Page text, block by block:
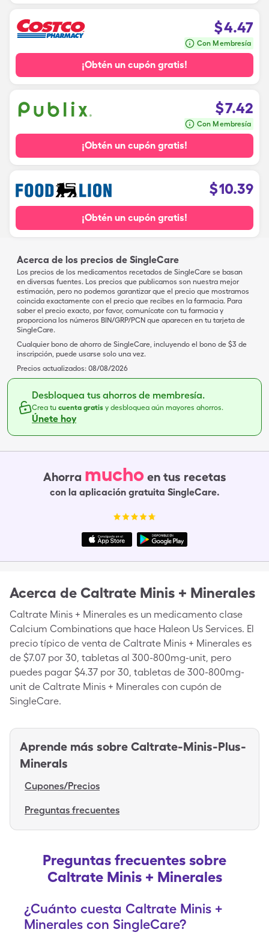
$4.47
Con Membresía
¡Obtén un cupón gratis!
$7.42
Con Membresía
¡Obtén un cupón gratis!
$10.39
¡Obtén un cupón gratis!
Acerca de los precios de SingleCare
Los precios de los medicamentos recetados de SingleCare se basan
en diversas fuentes. Los precios que publicamos son nuestra mejor
estimación, pero no podemos garantizar que el precio que mostramos
coincida exactamente con el precio que recibes en la farmacia. Para
saber el precio exacto, por favor, comunícate con tu farmacia y
proporciona los números BIN/GRP/PCN que aparecen en tu tarjeta de
SingleCare.
Cualquier bono de ahorro de SingleCare, incluyendo el bono de $3 de
inscripción, puede usarse solo una vez.
Precios actualizados: 08/08/2026
Desbloquea tus ahorros de membresía.
Crea tu cuenta gratis y desbloquea aún mayores ahorros.
Únete hoy
Ahorra mucho en tus recetas
con la aplicación gratuita SingleCare.
Acerca de Caltrate Minis + Minerales
Caltrate Minis + Minerales es un medicamento clase
Calcium Combinations que hace Haleon Us Services. El
precio típico de venta de Caltrate Minis + Minerales es
de $7.07 por 30, tabletas al 300-800mg-unit, pero
puedes pagar $4.37 por 30, tabletas de 300-800mg-
unit de Caltrate Minis + Minerales con cupón de
SingleCare.
Aprende más sobre Caltrate-Minis-Plus-
Minerals
Cupones/Precios
Preguntas frecuentes
Preguntas frecuentes sobre
Caltrate Minis + Minerales
¿Cuánto cuesta Caltrate Minis +
Minerales con SingleCare?